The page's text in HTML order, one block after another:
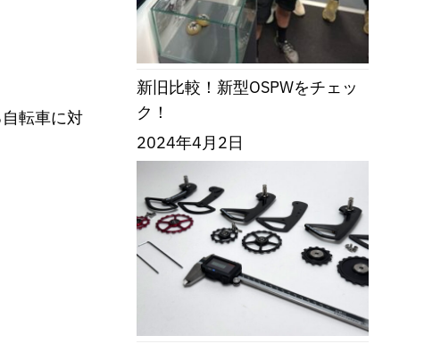
転車に対
新旧比較！新型OSPWをチェッ
ク！
2024年4月2日